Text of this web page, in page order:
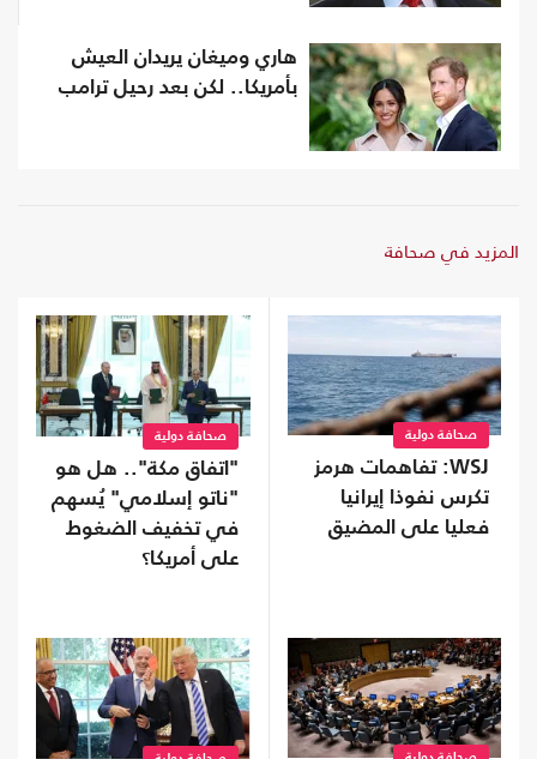
هاري وميغان يريدان العيش
بأمريكا.. لكن بعد رحيل ترامب
المزيد في صحافة
صحافة دولية
WSJ: تفاهمات هرمز
تكرس نفوذا إيرانيا
فعليا على المضيق
صحافة دولية
"اتفاق مكة".. هل هو
"ناتو إسلامي" يُسهم
في تخفيف الضغوط
على أمريكا؟